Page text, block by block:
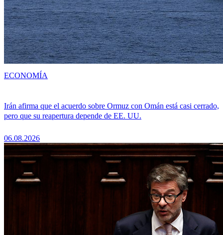
Irán afirma que el acuerdo sobre Ormuz con Omán está casi cerrado,
pero que su reapertura depende de EE. UU.
06.08.2026
ECONOMÍA